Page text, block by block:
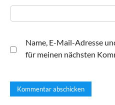
Name, E-Mail-Adresse
für meinen nächsten